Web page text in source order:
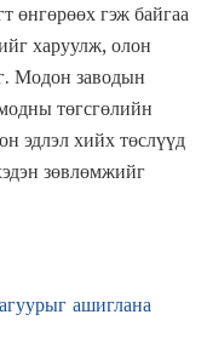
өнгөрөөх гэж байгаа
харуулж, олон
Модон заводын
төгсгөлийн
эдлэл хийх төслүүд
зөвлөмжийг
ашиглана